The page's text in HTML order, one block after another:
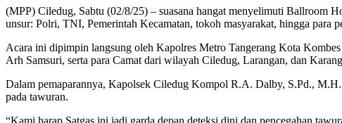
(MPP) Ciledug, Sabtu (02/8/25) – suasana hangat menyelimuti Ballroom
unsur: Polri, TNI, Pemerintah Kecamatan, tokoh masyarakat, hingga para
Acara ini dipimpin langsung oleh Kapolres Metro Tangerang Kota
Arh Samsuri, serta para Camat dari wilayah Ciledug, Larangan, dan
Dalam pemaparannya, Kapolsek Ciledug Kompol R.A. Dalby, S.Pd.,
pada tawuran.
“Kami harap Satgas ini jadi garda depan deteksi dini dan pencegahan